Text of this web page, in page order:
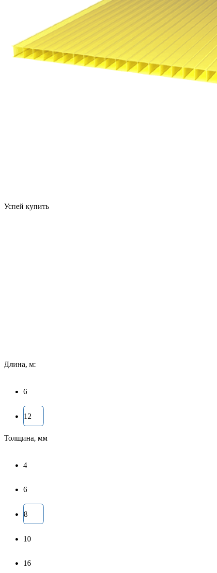
Успей купить
Длина, м:
6
12
Толщина, мм
4
6
8
10
16